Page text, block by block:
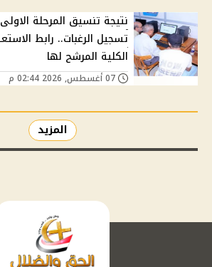
تسجيل الرغبات.. رابط
الكلية المرشح لها
المزيد